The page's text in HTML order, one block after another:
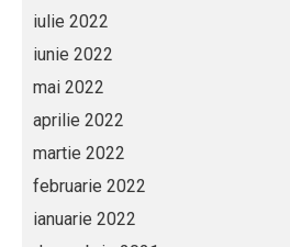
iulie 2022
iunie 2022
mai 2022
aprilie 2022
martie 2022
februarie 2022
ianuarie 2022